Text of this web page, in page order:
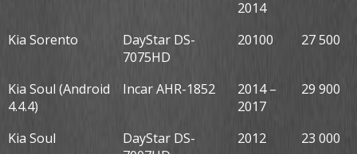
2014
Kia Sorento
DayStar DS-
7075HD
20100 27 500
Kia Soul (Android
4.4.4)
Incar AHR-1852
2014 –
2017
29 900
Kia Soul
DayStar DS-
2012 23 000